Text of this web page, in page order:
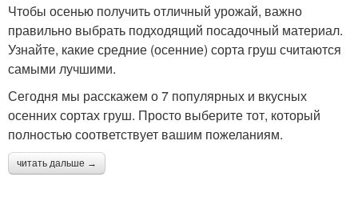
Чтобы осенью получить отличный урожай, важно
правильно выбрать подходящий посадочный материал.
Узнайте, какие средние (осенние) сорта груш считаются
самыми лучшими.
Сегодня мы расскажем о 7 популярных и вкусных
осенних сортах груш. Просто выберите тот, который
полностью соответствует вашим пожеланиям.
читать дальше →